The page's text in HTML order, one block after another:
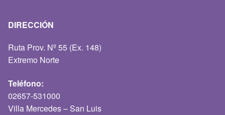
DIRECCIÓN
Ruta Prov. Nº 55 (Ex. 148)
Extremo Norte
Teléfono:
02657-531000
Villa Mercedes – San Luis